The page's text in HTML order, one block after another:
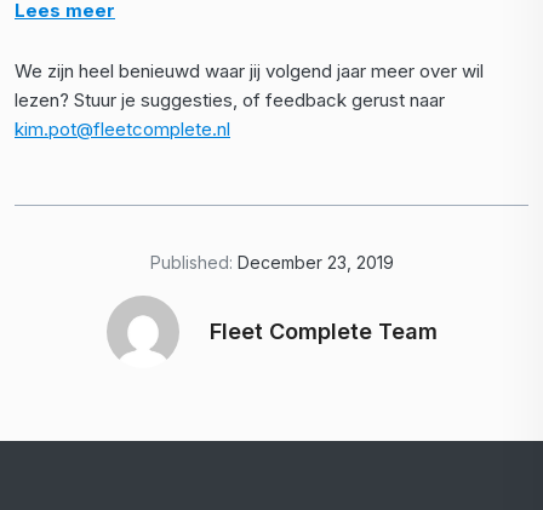
Lees meer
We zijn heel benieuwd waar jij volgend jaar meer over wil
lezen? Stuur je suggesties, of feedback gerust naar
kim.pot@fleetcomplete.nl
Fleet Complete Team
Published: December 23, 2019